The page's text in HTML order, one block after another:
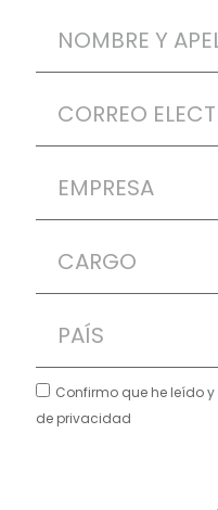
Confirmo que he leído
de privacidad